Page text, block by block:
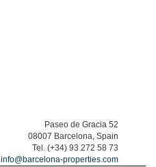
Paseo de Gracia 52
08007 Barcelona, Spain
Tel. (+34) 93 272 58 73
info@barcelona-properties.com